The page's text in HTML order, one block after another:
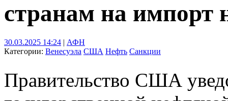
странам на импорт
30.03.2025 14:24 | АФН
Категории: Венесуэла США Нефть Санкции
Правительство США